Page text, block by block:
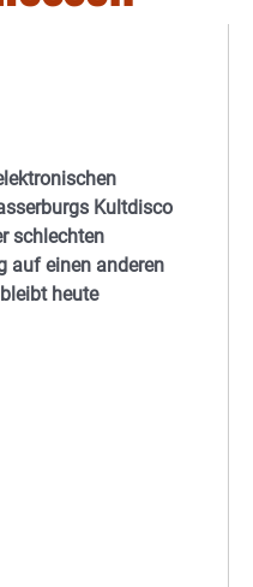
Kultdisco
schlechten
auf einen anderen
heute